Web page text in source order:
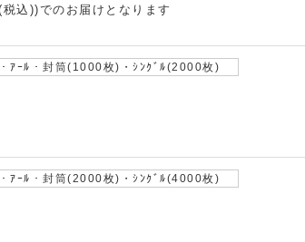
込))でのお届けとなります
ｱｰﾙ・封筒(1000枚)・ｼﾝｸﾞﾙ(2000枚)
ｱｰﾙ・封筒(2000枚)・ｼﾝｸﾞﾙ(4000枚)